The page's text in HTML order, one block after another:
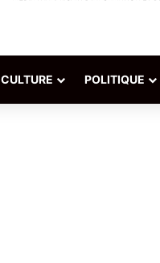
CULTURE POLITIQUE